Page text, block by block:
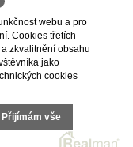
webu a pro
Cookies třetích
zkvalitnění obsahu
jako
cookies
Přijímám vše